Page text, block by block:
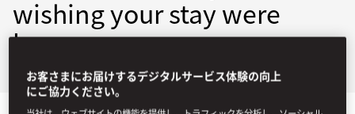
wishing your stay were
longer.
お客さまにお届けするデジタルサービス体験の向上
にご協力ください。